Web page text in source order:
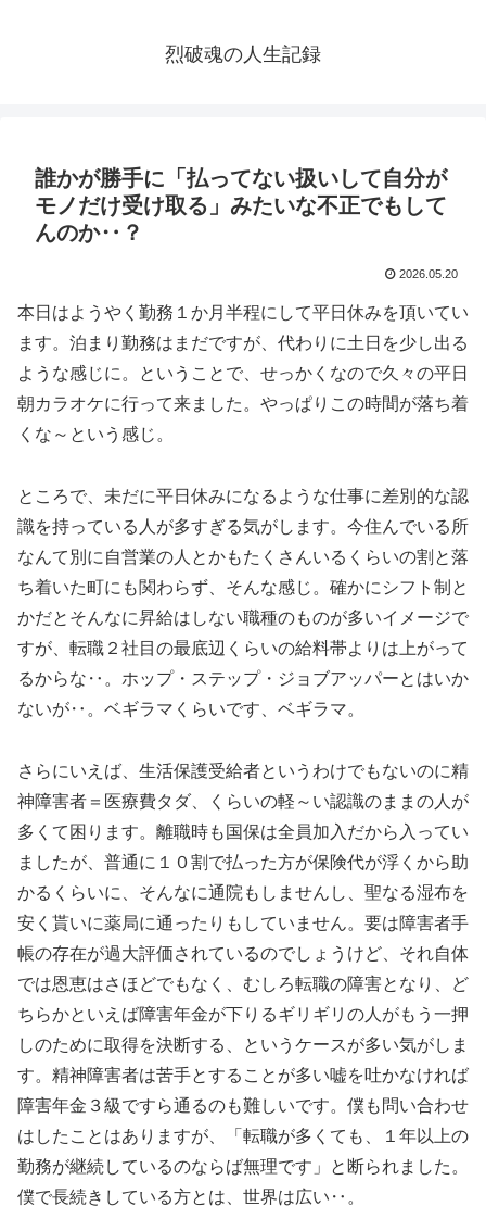
烈破魂の人生記録
誰かが勝手に「払ってない扱いして自分が
モノだけ受け取る」みたいな不正でもして
んのか‥？
2026.05.20
本日はようやく勤務１か月半程にして平日休みを頂いてい
ます。泊まり勤務はまだですが、代わりに土日を少し出る
ような感じに。ということで、せっかくなので久々の平日
朝カラオケに行って来ました。やっぱりこの時間が落ち着
くな～という感じ。
ところで、未だに平日休みになるような仕事に差別的な認
識を持っている人が多すぎる気がします。今住んでいる所
なんて別に自営業の人とかもたくさんいるくらいの割と落
ち着いた町にも関わらず、そんな感じ。確かにシフト制と
かだとそんなに昇給はしない職種のものが多いイメージで
すが、転職２社目の最底辺くらいの給料帯よりは上がって
るからな‥。ホップ・ステップ・ジョブアッパーとはいか
ないが‥。ベギラマくらいです、ベギラマ。
さらにいえば、生活保護受給者というわけでもないのに精
神障害者＝医療費タダ、くらいの軽～い認識のままの人が
多くて困ります。離職時も国保は全員加入だから入ってい
ましたが、普通に１０割で払った方が保険代が浮くから助
かるくらいに、そんなに通院もしませんし、聖なる湿布を
安く貰いに薬局に通ったりもしていません。要は障害者手
帳の存在が過大評価されているのでしょうけど、それ自体
では恩恵はさほどでもなく、むしろ転職の障害となり、ど
ちらかといえば障害年金が下りるギリギリの人がもう一押
しのために取得を決断する、というケースが多い気がしま
す。精神障害者は苦手とすることが多い嘘を吐かなければ
障害年金３級ですら通るのも難しいです。僕も問い合わせ
はしたことはありますが、「転職が多くても、１年以上の
勤務が継続しているのならば無理です」と断られました。
僕で長続きしている方とは、世界は広い‥。